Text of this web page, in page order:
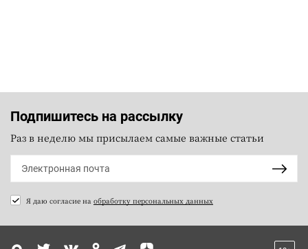
Подпишитесь на рассылку
Раз в неделю мы присылаем самые важные статьи
Я даю согласие на обработку персональных данных